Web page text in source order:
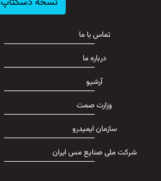
تماس با ما
درباره ما
آرشیو
وزارت صمت
سازمان ایمیدرو
شرکت ملی صنایع مس ایران